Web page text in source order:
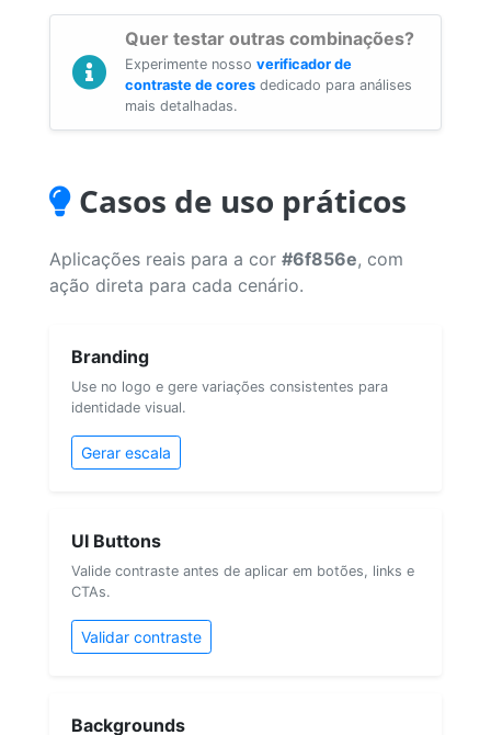
Quer testar outras combinações?
Experimente nosso verificador de
contraste de cores dedicado para análises
mais detalhadas.
Casos de uso práticos
Aplicações reais para a cor #6f856e, com
ação direta para cada cenário.
Branding
Use no logo e gere variações consistentes para
identidade visual.
Gerar escala
UI Buttons
Valide contraste antes de aplicar em botões, links e
CTAs.
Validar contraste
Backgrounds